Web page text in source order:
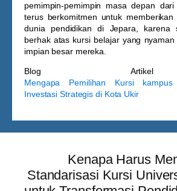
pemimpin-pemimpin masa depan
terus berkomitmen untuk
dunia pendidikan di Jepara, karena
berhak atas kursi belajar yang
impian besar mereka.
Blog
Mengapa Pemilihan Kursi
Investasi Strategis di Kota Ukir
Kenapa Harus
Standarisasi Kursi